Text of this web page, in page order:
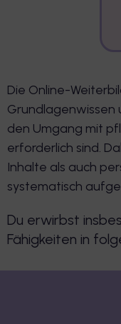
Die Online-
den Umgang mit
erforderlich sind.
Inhalte als auch
systematisch
Du erwirbst
Fähigkeiten in